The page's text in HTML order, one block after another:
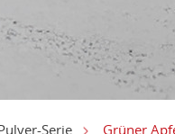
Serie Grüner